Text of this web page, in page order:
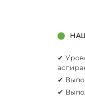
✔︎
✔︎
✔︎